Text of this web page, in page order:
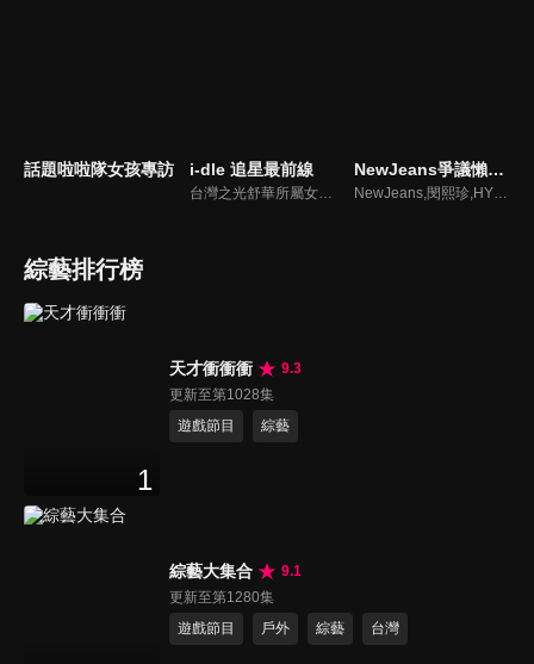
話題啦啦隊女孩專訪 i-dle 追星最前線
台灣之光舒華所屬女團最新消息報你知
NewJeans爭議懶人包
NewJeans,閔熙珍,HYBE爭議懶人包
綜藝排行榜
1
天才衝衝衝
9.3
更新至第1028集
遊戲節目
綜藝
綜藝大集合
9.1
更新至第1280集
遊戲節目
戶外 綜藝 台灣